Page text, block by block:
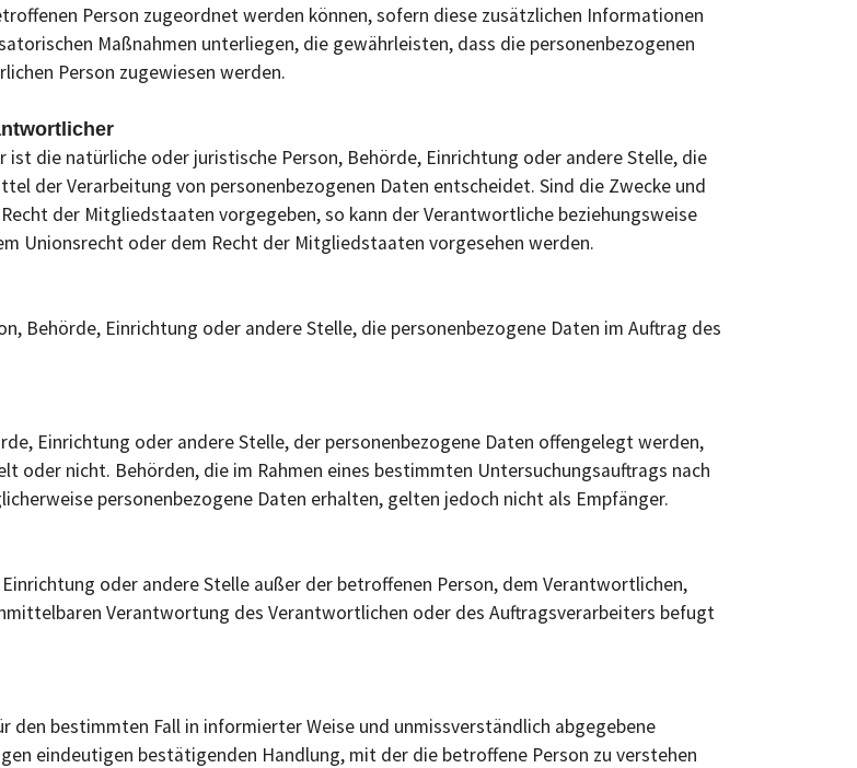
Person zugeordnet werden können, sofern diese zusätzlichen Informationen
Maßnahmen unterliegen, die gewährleisten, dass die personenbezogenen
Person zugewiesen werden.
die natürliche oder juristische Person, Behörde, Einrichtung oder andere Stelle, die
der Verarbeitung von personenbezogenen Daten entscheidet. Sind die Zwecke und
der Mitgliedstaaten vorgegeben, so kann der Verantwortliche beziehungsweise
Unionsrecht oder dem Recht der Mitgliedstaaten vorgesehen werden.
Behörde, Einrichtung oder andere Stelle, die personenbezogene Daten im Auftrag des
Einrichtung oder andere Stelle, der personenbezogene Daten offengelegt werden,
oder nicht. Behörden, die im Rahmen eines bestimmten Untersuchungsauftrags nach
personenbezogene Daten erhalten, gelten jedoch nicht als Empfänger.
oder andere Stelle außer der betroffenen Person, dem Verantwortlichen,
Verantwortung des Verantwortlichen oder des Auftragsverarbeiters befugt
bestimmten Fall in informierter Weise und unmissverständlich abgegebene
eindeutigen bestätigenden Handlung, mit der die betroffene Person zu verstehen